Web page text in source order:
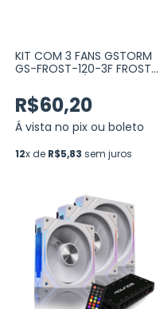
KIT COM 3 FANS GSTORM
GS-FROST-120-3F FROST
FROST-120-3F FROST)
R$60,20
Á vista no pix ou boleto
12x de R$5,83 sem juros